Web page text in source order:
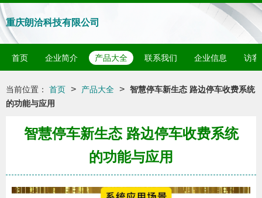
重庆朗洽科技有限公司
首页 企业简介 产品大全 联系我们 企业信息 访客
当前位置： 首页 > 产品大全 > 智慧停车新生态 路边停车收费系统
的功能与应用
智慧停车新生态 路边停车收费系统
的功能与应用